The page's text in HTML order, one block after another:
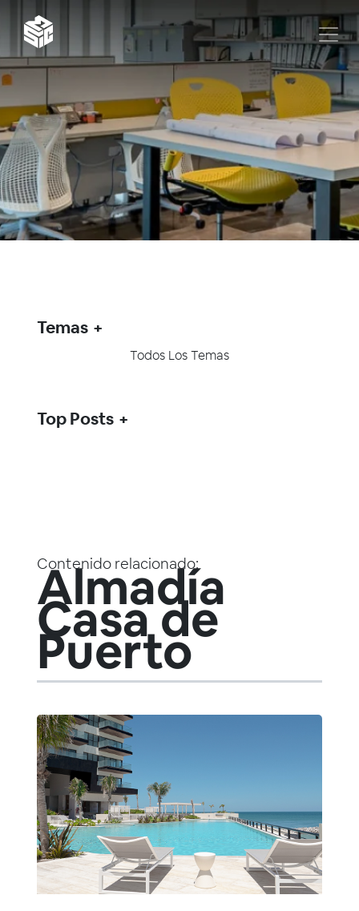
Contenido relacionado:
Almadía
Casa de
Puerto
Temas
Todos Los Temas
Top Posts